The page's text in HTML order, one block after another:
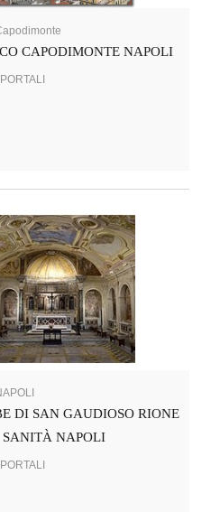
CAPODIMONTE NAPOLI
DI SAN GAUDIOSO RIONE
SANITÀ NAPOLI